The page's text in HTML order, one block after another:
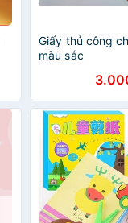
Giấy thủ công
màu sắc